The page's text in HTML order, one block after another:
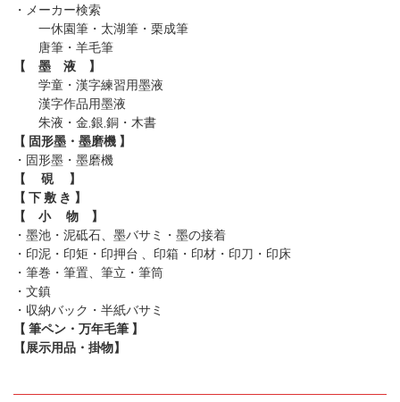
・メーカー検索
一休園筆 ・太湖筆 ・栗成筆
唐筆 ・羊毛筆
【 墨 液 】
学童・漢字練習用墨液
漢字作品用墨液
朱液・金,銀,銅・木書
【 固形墨・墨磨機 】
・固形墨 ・墨磨機
【 硯 】
【 下 敷 き 】
【 小 物 】
・墨池・泥砥石、墨バサミ・墨の接着
・印泥・印矩・印押台 、印箱・印材・印刀・印床
・筆巻・筆置、筆立・筆筒
・文鎮
・収納バック・半紙バサミ
【 筆ペン・万年毛筆 】
【展示用品・掛物】